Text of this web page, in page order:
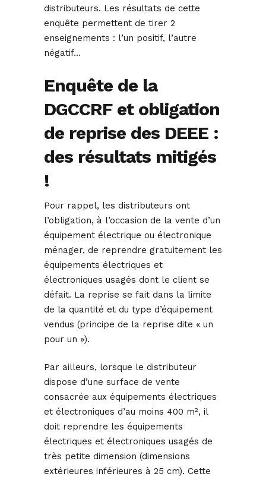
distributeurs. Les résultats de cette
enquête permettent de tirer 2
enseignements : l’un positif, l’autre
négatif…
Enquête de la
DGCCRF et obligation
de reprise des DEEE :
des résultats mitigés
!
Pour rappel, les distributeurs ont
l’obligation, à l’occasion de la vente d’un
équipement électrique ou électronique
ménager, de reprendre gratuitement les
équipements électriques et
électroniques usagés dont le client se
défait. La reprise se fait dans la limite
de la quantité et du type d’équipement
vendus (principe de la reprise dite « un
pour un »).
Par ailleurs, lorsque le distributeur
dispose d’une surface de vente
consacrée aux équipements électriques
et électroniques d’au moins 400 m², il
doit reprendre les équipements
électriques et électroniques usagés de
très petite dimension (dimensions
extérieures inférieures à 25 cm). Cette